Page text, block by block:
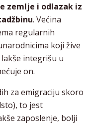
zemlje i odlazak iz
. Većina
regularnih
koji žive
integrišu u
on.
za emigraciju skoro
to jest
zaposlenje, bolji